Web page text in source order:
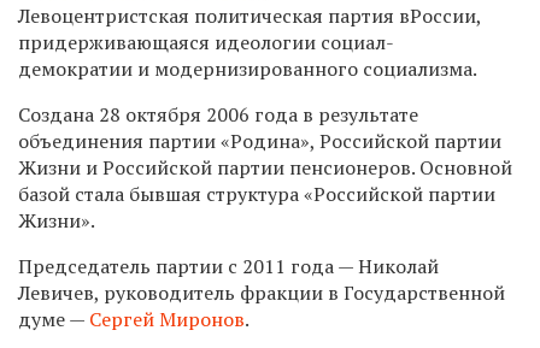
Левоцентристская политическая партия вРоссии,
придерживающаяся идеологии социал-
демократии и модернизированного социализма.
Создана 28 октября 2006 года в результате
объединения партии «Родина», Российской партии
Жизни и Российской партии пенсионеров. Основной
базой стала бывшая структура «Российской партии
Жизни».
Председатель партии с 2011 года — Николай
Левичев, руководитель фракции в Государственной
думе — Сергей Миронов.